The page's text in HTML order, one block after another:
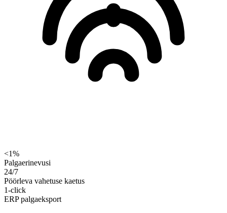
<1%
Palgaerinevusi
24/7
Pöörleva vahetuse kaetus
1-click
ERP palgaeksport